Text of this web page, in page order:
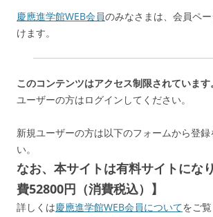
慶應進学館WEB会員のみなさまは、会員ペ
けます。
このコンテンツはアクセス制限されています。
ユーザーの方はログインしてください。
新規ユーザーの方は以下のフォームから登録
い。
なお、本サイトは有料サイトにな
費52800円（消費税込）】
詳しくは慶應進学館WEB会員についてをご覧